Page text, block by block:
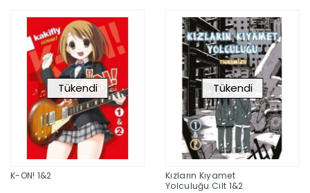
Tükendi
K-ON! 1&2
Tükendi
Kızların Kıyamet
Yolculuğu Cilt 1&2